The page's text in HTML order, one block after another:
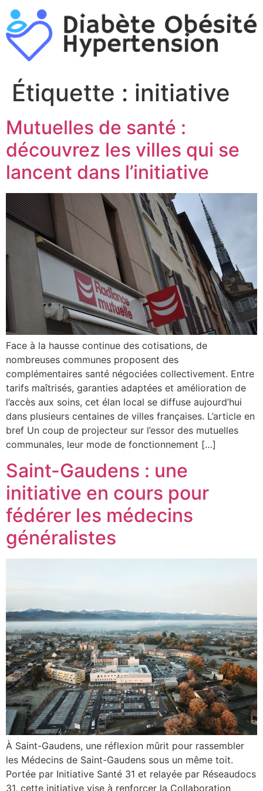
Aller
au
contenu
Étiquette : initiative
Mutuelles de santé :
découvrez les villes qui se
lancent dans l’initiative
Face à la hausse continue des cotisations, de
nombreuses communes proposent des
complémentaires santé négociées collectivement. Entre
tarifs maîtrisés, garanties adaptées et amélioration de
l’accès aux soins, cet élan local se diffuse aujourd’hui
dans plusieurs centaines de villes françaises. L’article en
bref Un coup de projecteur sur l’essor des mutuelles
communales, leur mode de fonctionnement […]
Saint-Gaudens : une
initiative en cours pour
fédérer les médecins
généralistes
À Saint-Gaudens, une réflexion mûrit pour rassembler
les Médecins de Saint-Gaudens sous un même toit.
Portée par Initiative Santé 31 et relayée par Réseaudocs
31, cette initiative vise à renforcer la Collaboration